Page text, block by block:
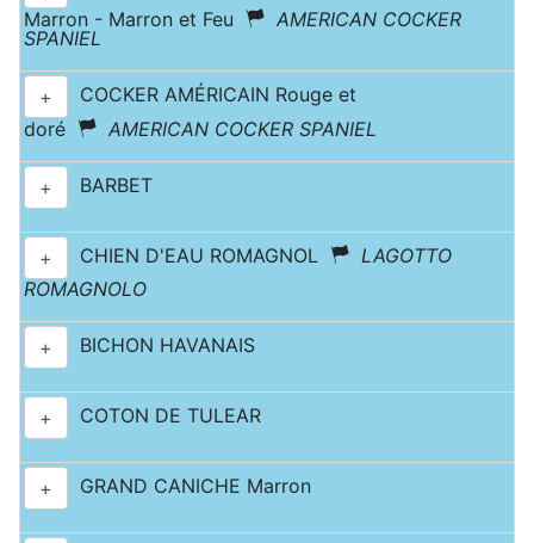
Marron - Marron et Feu
AMERICAN COCKER
SPANIEL
+
COCKER AMÉRICAIN Rouge et
doré
AMERICAN COCKER SPANIEL
+ BARBET
+ CHIEN D'EAU ROMAGNOL
LAGOTTO
ROMAGNOLO
+ BICHON HAVANAIS
+ COTON DE TULEAR
+ GRAND CANICHE Marron